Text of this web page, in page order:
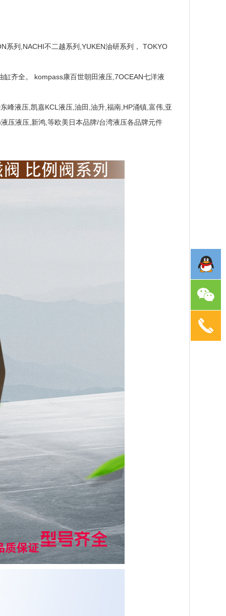
系列,NACHI不二越系列,YUKEN油研系列， TOKYO
齐全。 kompass康百世朝田液压,7OCEAN七洋液
峰液压,凯嘉KCL液压,油田,油升,福南,HP涌镇,富伟,亚
压液压,新鸿,等欧美日本品牌/台湾液压各品牌元件